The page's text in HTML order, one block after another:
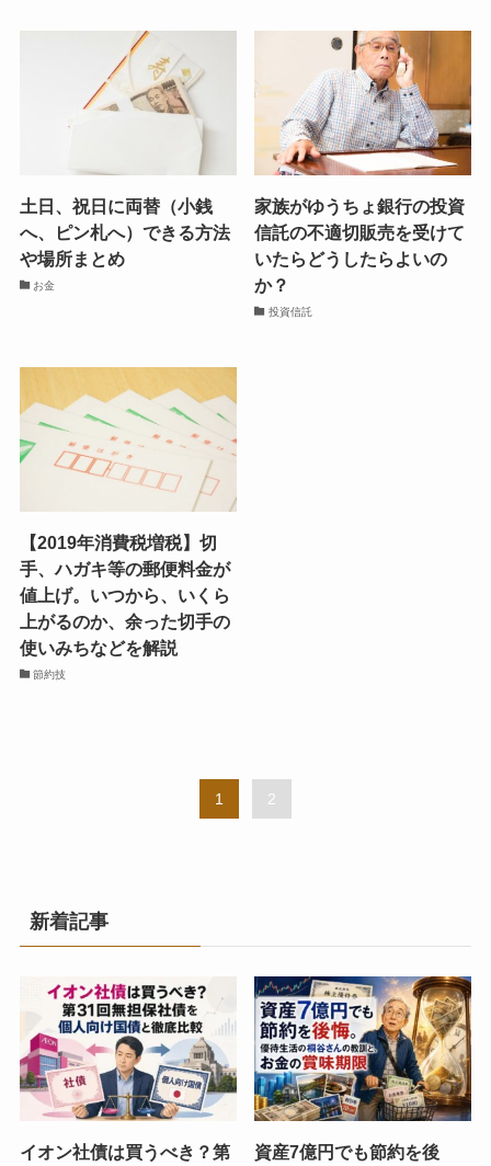
土日、祝日に両替（小銭
へ、ピン札へ）できる方法
や場所まとめ
お金
家族がゆうちょ銀行の投資
信託の不適切販売を受けて
いたらどうしたらよいの
か？
投資信託
【2019年消費税増税】切
手、ハガキ等の郵便料金が
値上げ。いつから、いくら
上がるのか、余った切手の
使いみちなどを解説
節約技
1 2
新着記事
イオン社債は買うべき？第
資産7億円でも節約を後